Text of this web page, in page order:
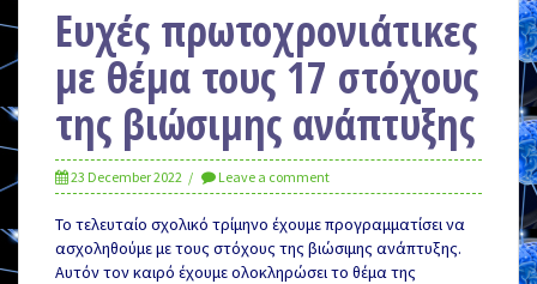
Ευχές πρωτοχρονιάτικες
με θέμα τους 17 στόχους
της βιώσιμης ανάπτυξης
23 December 2022 Leave a comment
Το τελευταίο σχολικό τρίμηνο έχουμε προγραμματίσει να
ασχοληθούμε με τους στόχους της βιώσιμης ανάπτυξης.
Αυτόν τον καιρό έχουμε ολοκληρώσει το θέμα της